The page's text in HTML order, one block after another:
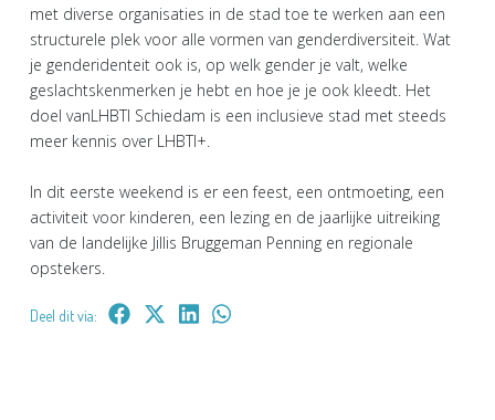
met diverse organisaties in de stad toe te werken aan een
structurele plek voor alle vormen van genderdiversiteit. Wat
je genderidenteit ook is, op welk gender je valt, welke
geslachtskenmerken je hebt en hoe je je ook kleedt. Het
doel vanLHBTI Schiedam is een inclusieve stad met steeds
meer kennis over LHBTI+.
In dit eerste weekend is er een feest, een ontmoeting, een
activiteit voor kinderen, een lezing en de jaarlijke uitreiking
van de landelijke Jillis Bruggeman Penning en regionale
opstekers.
Deel dit via: